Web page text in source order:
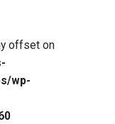
offset on
wp-